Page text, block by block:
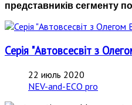
представників сегменту
Серія "Автовсесвіт з
22 июль 2020
NEV-and-ECO pro